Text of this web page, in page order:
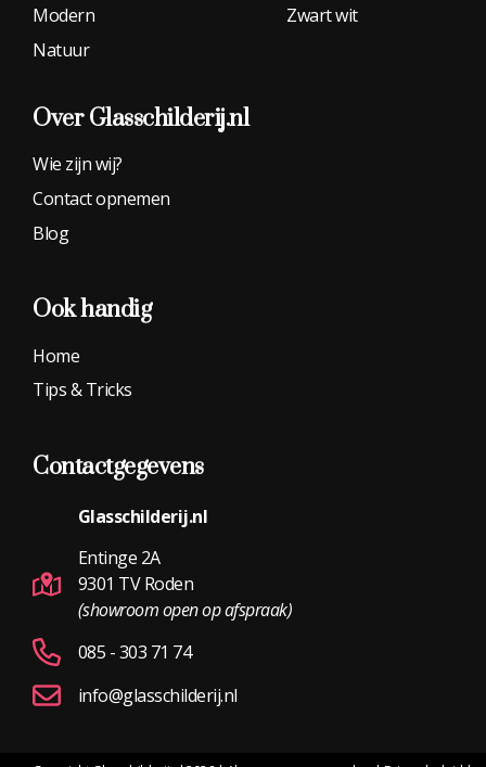
Modern
Natuur
Zwart wit
Over Glasschilderij.nl
Wie zijn wij?
Contact opnemen
Blog
Ook handig
Home
Tips & Tricks
Contactgegevens
Glasschilderij.nl
Entinge 2A
9301 TV Roden
(showroom open op afspraak)
085 - 303 71 74
info@glasschilderij.nl